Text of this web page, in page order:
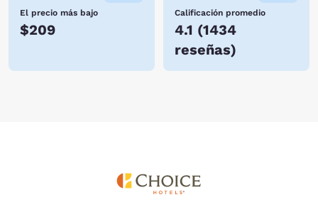
El precio más bajo
$209
Calificación promedio
4.1 (1434
reseñas)